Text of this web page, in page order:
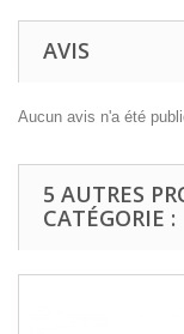
AVIS
Aucun avis n'a été
5 AUTRES
CATÉGORIE :